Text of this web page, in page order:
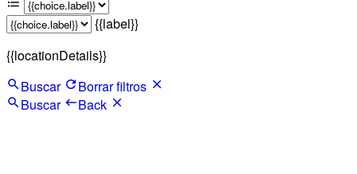
{{label}}
{{locationDetails}}
Buscar
Borrar filtros
Buscar
Back